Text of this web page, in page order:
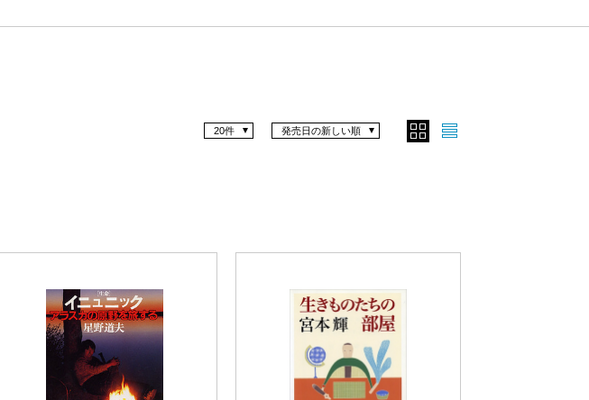
発売日の新しい順
20件